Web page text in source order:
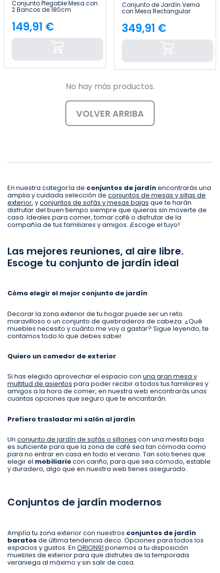
Conjunto Plegable Mesa con
2 Bancos de 180cm
7house
Precio
149,91 €
Conjunto de Jardín Verna
con Mesa Rectangular
Acero y Textilene 7house
Precio
349,91 €
No hay más productos.
VOLVER ARRIBA
En nuestra categoría de conjuntos de jardínencontrarás una
amplia y cuidada selección de conjuntos de mesas y sillas de
exterior, yconjuntos de sofás y mesas bajas que te harán
disfrutar del buen tiempo siempre que quieras sin moverte de
casa. Ideales para comer, tomar café o disfrutar de la
compañía de tus familiares y amigos. ¡Escoge el tuyo!
Las mejores reuniones, al aire libre.
Escoge tu conjunto de jardín ideal
Cómo elegir el mejor conjunto de jardín
Decorar la zona exterior de tu hogar puede ser un reto
maravilloso o un conjunto de quebraderos de cabeza. ¿Qué
muebles necesito y cuánto me voy a gastar? Sigue leyendo, te
contamos todo lo que debes saber.
Quiero un comedor de exterior
Si has elegido aprovechar el espacio con una gran mesa y
multitud de asientos para poder recibir a todos tus familiares y
amigos a la hora de comer, en nuestra web encontrarás unas
cuantas opciones que seguro que te encantarán.
Prefiero trasladar mi salón al jardín
Un conjunto de jardín de sofás o sillones con una mesita baja
es suficiente para que la zona de café sea tan cómoda como
para no entrar en casa en todo el verano. Tan solo tienes que
elegir el mobiliariocon cariño, para que sea cómodo, estable
y duradero, algo que en nuestra web tienes asegurado.
Conjuntos de jardín modernos
Amplía tu zona exterior con nuestros conjuntos de jardín
baratos de última tendencia deco. Opciones para todos los
espacios y gustos. En ORION91 ponemos a tu disposición
muebles de exterior para que disfrutes de la temporada
veraniega al máximo y sin salir de casa.